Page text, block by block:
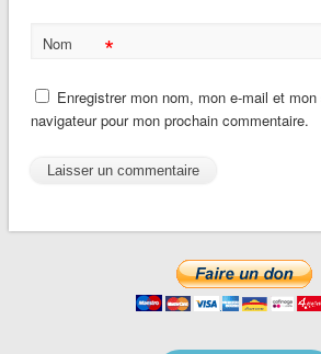
Nom *
Enregistrer mon nom, mon e-mail et
navigateur pour mon prochain commentaire.